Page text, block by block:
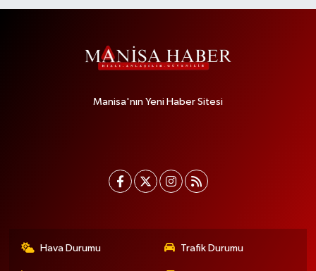
Manisa'nın Yeni Haber Sitesi
Hava Durumu Trafik Durumu